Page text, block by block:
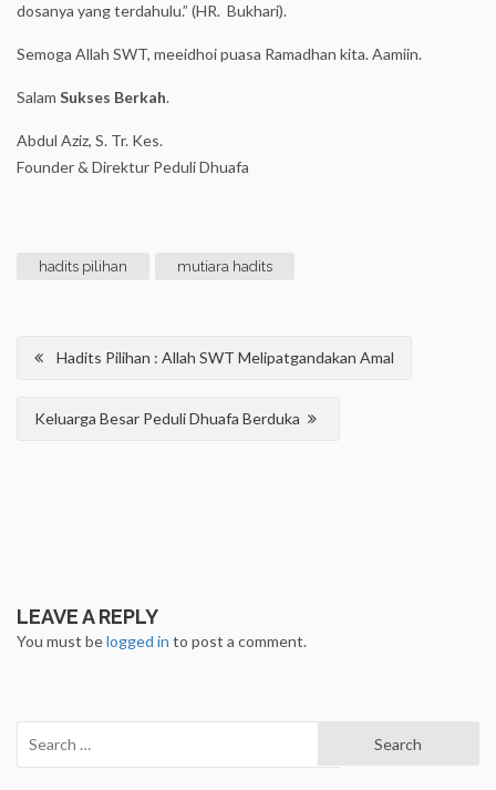
dosanya yang terdahulu.” (HR. Bukhari).
Semoga Allah SWT, meeidhoi puasa Ramadhan kita. Aamiin.
Salam Sukses Berkah.
Abdul Aziz, S. Tr. Kes.
Founder & Direktur Peduli Dhuafa
hadits pilihan mutiara hadits
Post
navigation
Hadits Pilihan : Allah SWT Melipatgandakan Amal
Keluarga Besar Peduli Dhuafa Berduka
LEAVE A REPLY
You must belogged in to post a comment.
Search
for: